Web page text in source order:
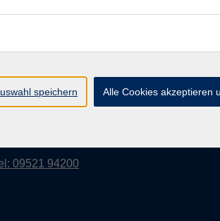
Str. 20
Haßfurt
09521 94200
speichern Alle Cookies akzeptieren